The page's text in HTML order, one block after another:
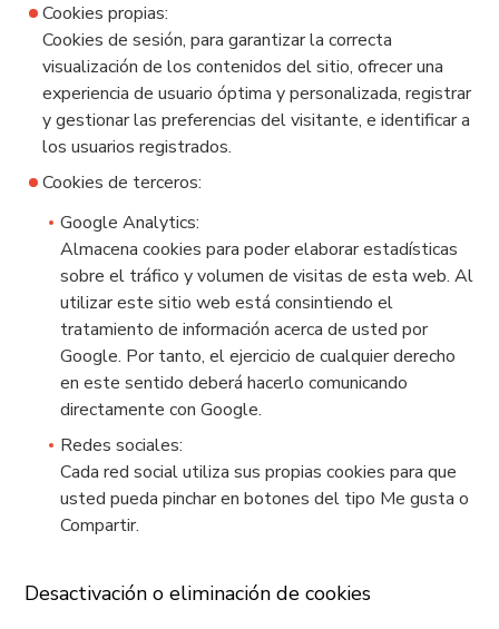
Cookies propias:
Cookies de sesión, para garantizar la correcta
visualización de los contenidos del sitio, ofrecer una
experiencia de usuario óptima y personalizada, registrar
y gestionar las preferencias del visitante, e identificar a
los usuarios registrados.
Cookies de terceros:
Google Analytics:
Almacena cookies para poder elaborar estadísticas
sobre el tráfico y volumen de visitas de esta web. Al
utilizar este sitio web está consintiendo el
tratamiento de información acerca de usted por
Google. Por tanto, el ejercicio de cualquier derecho
en este sentido deberá hacerlo comunicando
directamente con Google.
Redes sociales:
Cada red social utiliza sus propias cookies para que
usted pueda pinchar en botones del tipo Me gusta o
Compartir.
Desactivación o eliminación de cookies